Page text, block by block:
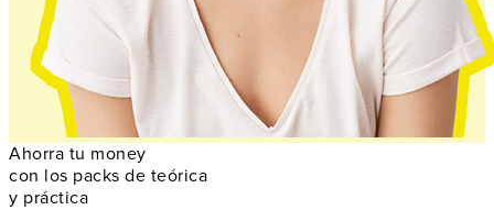
Ahorra tu money
con los packs de teórica
y práctica